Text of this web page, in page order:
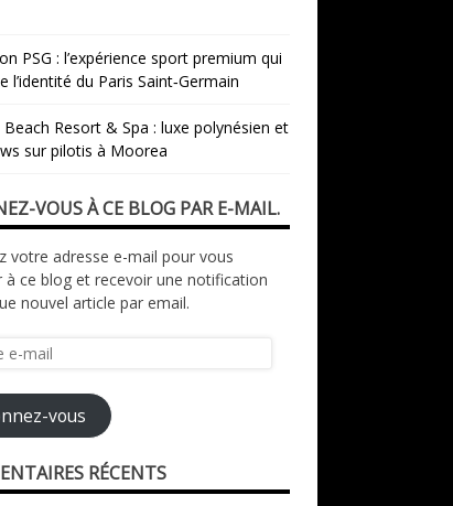
PSG : l’expérience sport premium qui
l’identité du Paris Saint‑Germain
Beach Resort & Spa : luxe polynésien et
sur pilotis à Moorea
VOUS À CE BLOG PAR E-MAIL.
votre adresse e-mail pour vous
à ce blog et recevoir une notification
nouvel article par email.
vous
RÉCENTS